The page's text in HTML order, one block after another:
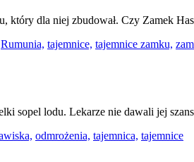
który dla niej zbudował. Czy Zamek
Rumunia, tajemnice, tajemnice zamku,
sopel lodu. Lekarze nie dawali jej
odmrożenia, tajemnica, tajemnice